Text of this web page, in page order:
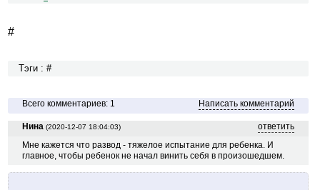
#
Тэги : #
Всего комментариев: 1 Написать комментарий
Нина (2020-12-07 18:04:03)
ответить
Мне кажется что развод - тяжелое испытание для ребенка. И
главное, чтобы ребенок не начал винить себя в произошедшем.